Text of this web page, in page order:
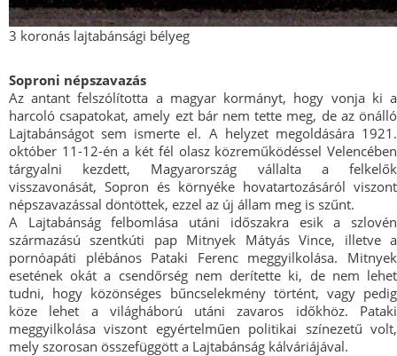
3 koronás lajtabánsági bélyeg
Soproni népszavazás
Az antant felszólította a magyar kormányt, hogy vonja ki a
harcoló csapatokat, amely ezt bár nem tette meg, de az önálló
Lajtabánságot sem ismerte el. A helyzet megoldására 1921.
október 11-12-én a két fél olasz közreműködéssel Velencében
tárgyalni kezdett, Magyarország vállalta a felkelők
visszavonását, Sopron és környéke hovatartozásáról viszont
népszavazással döntöttek, ezzel az új állam meg is szűnt.
A Lajtabánság felbomlása utáni időszakra esik a szlovén
származású szentkúti pap Mitnyek Mátyás Vince, illetve a
pornóapáti plébános Pataki Ferenc meggyilkolása. Mitnyek
esetének okát a csendőrség nem derítette ki, de nem lehet
tudni, hogy közönséges bűncselekmény történt, vagy pedig
köze lehet a világháború utáni zavaros időkhöz. Pataki
meggyilkolása viszont egyértelműen politikai színezetű volt,
mely szorosan összefüggött a Lajtabánság kálváriájával.